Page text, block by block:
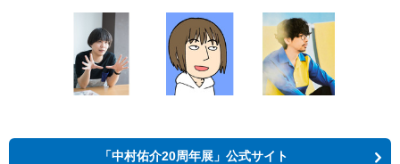
「中村佑介20周年展」公式サイト